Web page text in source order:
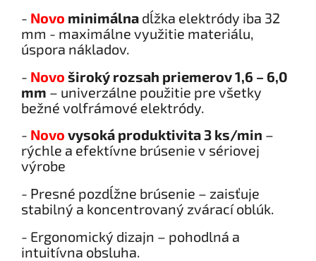
- Novo minimálna dĺžka elektródy iba 32
mm - maximálne využitie materiálu,
úspora nákladov.
- Novo široký rozsah priemerov 1,6 – 6,0
mm – univerzálne použitie pre všetky
bežné volfrámové elektródy.
- Novo vysoká produktivita 3 ks/min –
rýchle a efektívne brúsenie v sériovej
výrobe
- Presné pozdĺžne brúsenie – zaisťuje
stabilný a koncentrovaný zvárací oblúk.
- Ergonomický dizajn – pohodlná a
intuitívna obsluha.